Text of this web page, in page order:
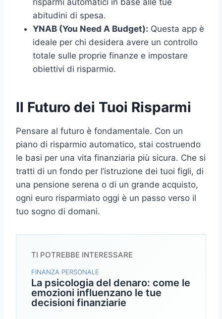
abitudini di spesa.
YNAB (You Need A Budget): Questa app è
ideale per chi desidera avere un controllo
totale sulle proprie finanze e impostare
obiettivi di risparmio.
Il Futuro dei Tuoi Risparmi
Pensare al futuro è fondamentale. Con un
piano di risparmio automatico, stai costruendo
le basi per una vita finanziaria più sicura. Che si
tratti di un fondo per l’istruzione dei tuoi figli, di
una pensione serena o di un grande acquisto,
ogni euro risparmiato oggi è un passo verso il
tuo sogno di domani.
TI POTREBBE INTERESSARE
FINANZA PERSONALE
La psicologia del denaro: come le
emozioni influenzano le tue
decisioni finanziarie